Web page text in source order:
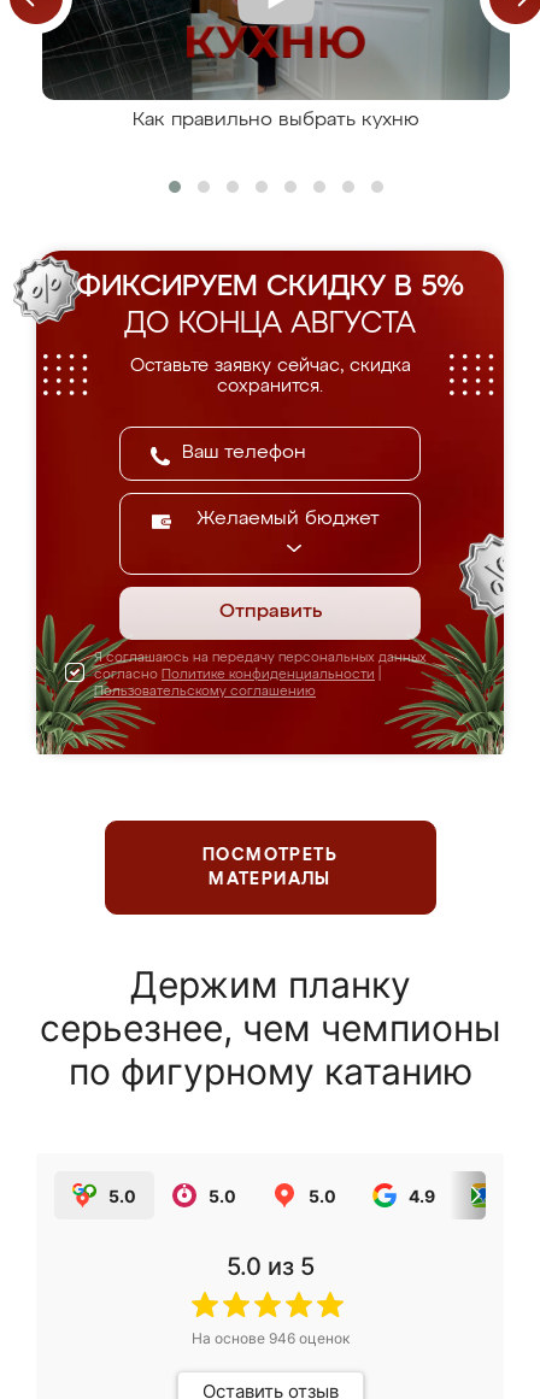
Как правильно выбрать кухню
ФИКСИРУЕМ СКИДКУ В 5%
ДО КОНЦА АВГУСТА
Оставьте заявку сейчас, скидка
сохранится.
Желаемый бюджет
Отправить
Я соглашаюсь на передачу персональных данных
согласно Политике конфиденциальности
Пользовательскому соглашению
ПОСМОТРЕТЬ
МАТЕРИАЛЫ
Держим планку
серьезнее, чем чемпионы
по фигурному катанию
5.0 5.0 5.0 4.9
5.0 из 5
На основе 946оценок
Оставить отзыв